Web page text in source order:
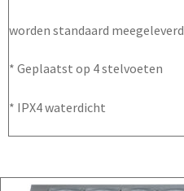
worden standaard meegeleverd
* Geplaatst op 4 stelvoeten
* IPX4 waterdicht